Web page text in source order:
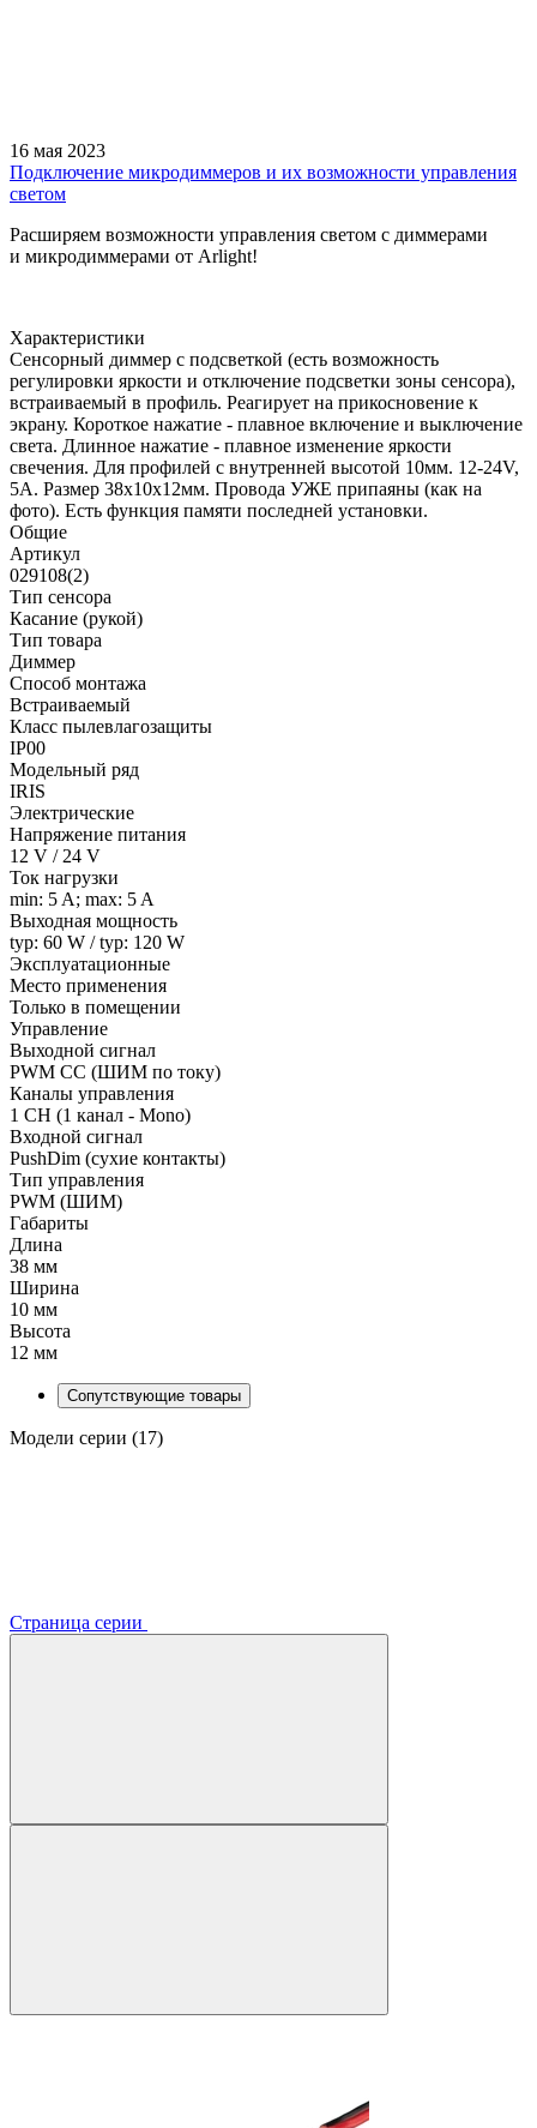
16 мая 2023
Подключение микродиммеров и их возможности управления
светом
Расширяем возможности управления светом с диммерами
и микродиммерами от Arlight!
Характеристики
Сенсорный диммер с подсветкой (есть возможность
регулировки яркости и отключение подсветки зоны сенсора),
встраиваемый в профиль. Реагирует на прикосновение к
экрану. Короткое нажатие - плавное включение и выключение
света. Длинное нажатие - плавное изменение яркости
свечения. Для профилей с внутренней высотой 10мм. 12-24V,
5A. Размер 38x10x12мм. Провода УЖЕ припаяны (как на
фото). Есть функция памяти последней установки.
Общие
Артикул
029108(2)
Тип сенсора
Касание (рукой)
Тип товара
Диммер
Способ монтажа
Встраиваемый
Класс пылевлагозащиты
IP00
Модельный ряд
IRIS
Электрические
Напряжение питания
12 V / 24 V
Ток нагрузки
min: 5 A; max: 5 A
Выходная мощность
typ: 60 W / typ: 120 W
Эксплуатационные
Место применения
Только в помещении
Управление
Выходной сигнал
PWM СС (ШИМ по току)
Каналы управления
1 CH (1 канал - Mono)
Входной сигнал
PushDim (сухие контакты)
Тип управления
PWM (ШИМ)
Габариты
Длина
38 мм
Ширина
10 мм
Высота
12 мм
Сопутствующие товары
Модели серии (17)
Страница серии